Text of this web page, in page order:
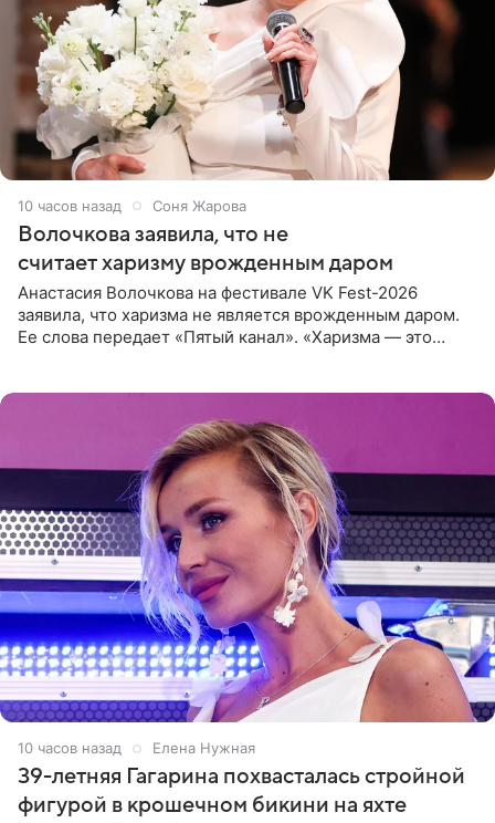
10 часов назад Соня Жарова
Волочкова заявила, что не
считает харизму врожденным даром
Анастасия Волочкова на фестивале VK Fest-2026
заявила, что харизма не является врожденным даром.
Ее слова передает «Пятый канал». «Харизма — это
10 часов назад Елена Нужная
39-летняя Гагарина похвасталась стройной
фигурой в крошечном бикини на яхте